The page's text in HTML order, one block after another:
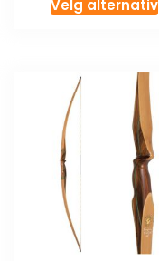
Velg alternativ